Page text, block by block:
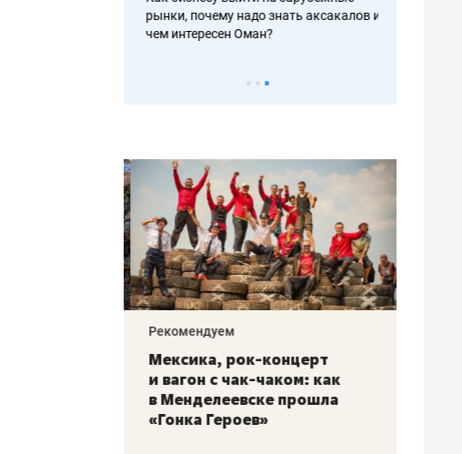
о контрафакте,
без кредитов
рынки, почему надо знать аксакалов и
чем интересен Оман?
дикой
Рекомендуем
Мексика, рок-концерт
и вагон с чак-чаком: как
в Менделеевске прошла
«Гонка Героев»